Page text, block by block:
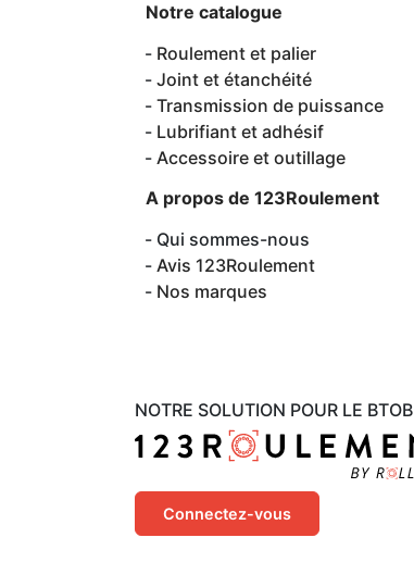
NOTRE SOLUTION POUR LE BTOB
Connectez-vous
Notre catalogue
Roulement et palier
Joint et étanchéité
Transmission de puissance
Lubrifiant et adhésif
Accessoire et outillage
A propos de 123Roulement
Qui sommes-nous
Avis 123Roulement
Nos marques